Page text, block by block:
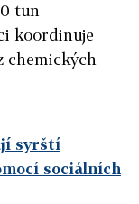
tun
koordinuje
chemických
syrští
sociálních